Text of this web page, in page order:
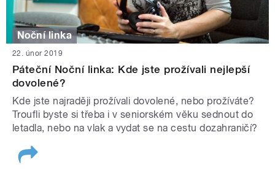
Noční linka
22. únor 2019
Páteční Noční linka: Kde jste prožívali nejlepší
dovolené?
Kde jste najraději prožívali dovolené, nebo prožíváte?
Troufli byste si třeba i v seniorském věku sednout do
letadla, nebo na vlak a vydat se na cestu dozahraničí?